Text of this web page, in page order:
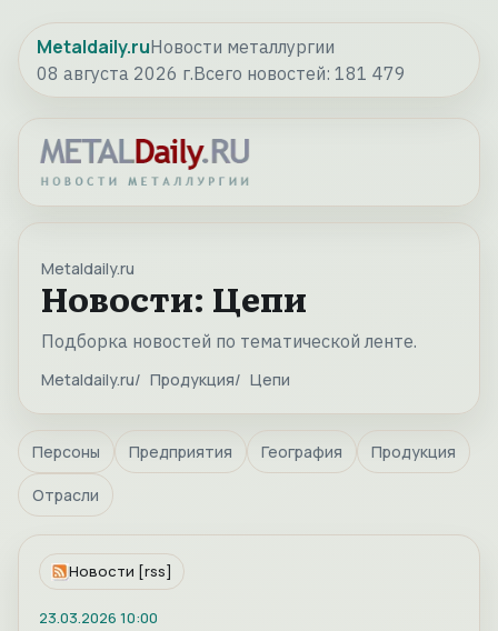
Metaldaily.ruНовости металлургии
08 августа 2026 г.Всего новостей: 181 479
Metaldaily.ru
Новости: Цепи
Подборка новостей по тематической ленте.
Metaldaily.ru Продукция Цепи
Персоны Предприятия География Продукция
Отрасли
Новости [rss]
23.03.2026 10:00